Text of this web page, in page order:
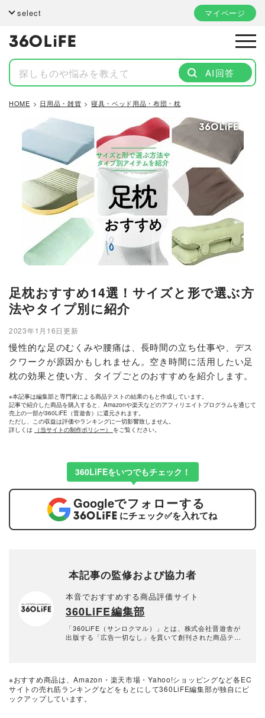
select マイページ
AI回答
HOME 日用品・雑貨 寝具・ベッド用品・布団・枕
足枕おすすめ14選！サイズと形で選ぶ方
法やタイプ別に紹介
2023年1月16日更新
慢性的な足のむくみや腰痛は、長時間の立ち仕事や、デス
クワークが原因かもしれません。空き時間に活用したい足
枕の効果と使い方、タイプごとのおすすめを紹介します。
※本記事は編集部と専門家による商品テストの結果のもと作成しています。
記事で紹介した商品を購入すると、Amazonや楽天などのアフィリエイトプログラムを通じて
売上の一部が360LiFE（晋遊舎）に還元されます。
ただし、この収益は評価やランキングに一切影響致しません。
詳しくは
（当サイトの制作ポリシー） をご覧ください。
360LiFEをいつでもチェック！
Googleでフォローする
にチェック✅を入れてね
本記事の監修および協力者
本音でおすすめする商品評価サイト
360LiFE編集部
「360LiFE（サンロクマル）」とは、株式会社晋遊舎が
出版する「広告一切なし」を貫いて創刊された商品テス
品、コスメに至るまで、多岐にわたるジャンルで本物の
商品テストを重ね“失敗しないお買い物”を全力でサポー
ト。編集長・加藤剛敏を中心に、11名以上の編集体制で
※おすすめ商品は、Amazon・楽天市場・Yahoo!ショッピングなど各EC
サイトの売れ筋ランキングなどをもとにして360LiFE編集部が独自にピ
ックアップしています。